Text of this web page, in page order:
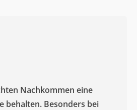
Nachkommen eine
behalten. Besonders bei